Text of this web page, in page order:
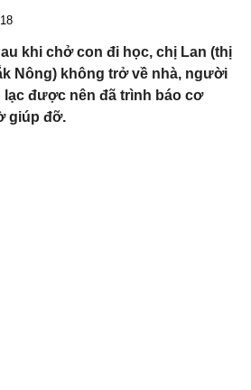
khi chở con đi học, chị Lan (thị
Nông) không trở về nhà, người
lạc được nên đã trình báo cơ
giúp đỡ.